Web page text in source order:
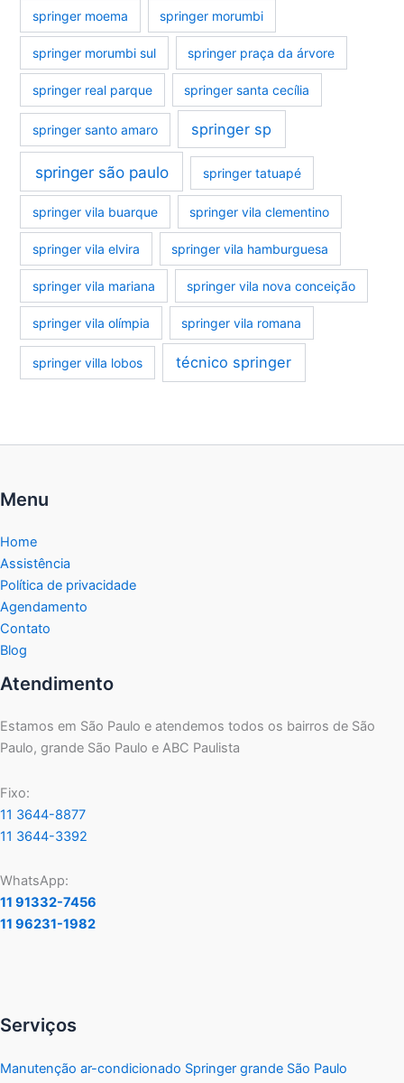
springer moema springer morumbi
springer morumbi sul springer praça da árvore
springer real parque springer santa cecília
springer santo amaro springer sp
springer são paulo springer tatuapé
springer vila buarque springer vila clementino
springer vila elvira springer vila hamburguesa
springer vila mariana springer vila nova conceição
springer vila olímpia springer vila romana
springer villa lobos técnico springer
Menu
Home
Assistência
Política de privacidade
Agendamento
Contato
Blog
Atendimento
Estamos em São Paulo e atendemos todos os bairros de São
Paulo, grande São Paulo e ABC Paulista
Fixo:
11 3644-8877
11 3644-3392
WhatsApp:
11 91332-7456
11 96231-1982
Serviços
Manutenção ar-condicionado Springer grande São Paulo